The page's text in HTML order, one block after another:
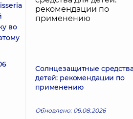
во
Солнцезащитные
детей: рекомендации по
применению
Обновлено: 09.08.2026